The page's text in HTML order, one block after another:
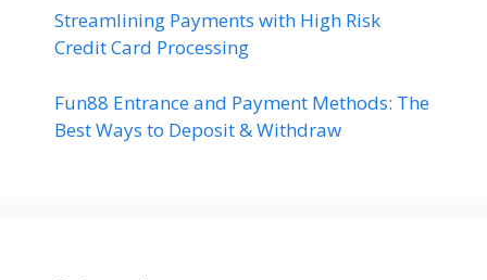
Streamlining Payments with High Risk
Credit Card Processing
Fun88 Entrance and Payment Methods: The
Best Ways to Deposit & Withdraw